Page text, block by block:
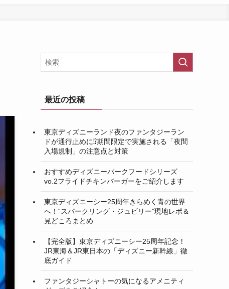
最近の投稿
東京ディズニーランド夜のファンタジーラン
ドが通行止めに⁉︎期間限定で実施される「夜間
入場規制」の注意点と対策
おすすめディズニーパークフードシリーズ
vo.2フライドチキンバーガーをご紹介します
東京ディズニーシー25周年きらめく青の世界
へ！“スパークリング・ジュビリー”現地レポ＆
見どころまとめ
【完全版】東京ディズニーシー25周年記念！
JR東海＆JR東日本の「ディズニー新幹線」徹
底ガイド
ファンタジーシャトーの気になるアメニティ